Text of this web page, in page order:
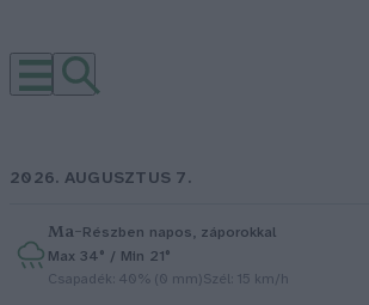
2026. AUGUSZTUS 7.
Ma–Részben napos, záporokkal
Max 34° / Min 21°
Csapadék: 40% (0 mm)Szél: 15 km/h